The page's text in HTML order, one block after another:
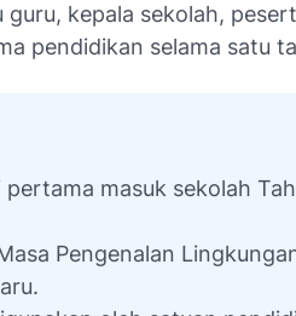
guru, kepala sekolah,
pendidikan selama satu
masuk sekolah
Pengenalan